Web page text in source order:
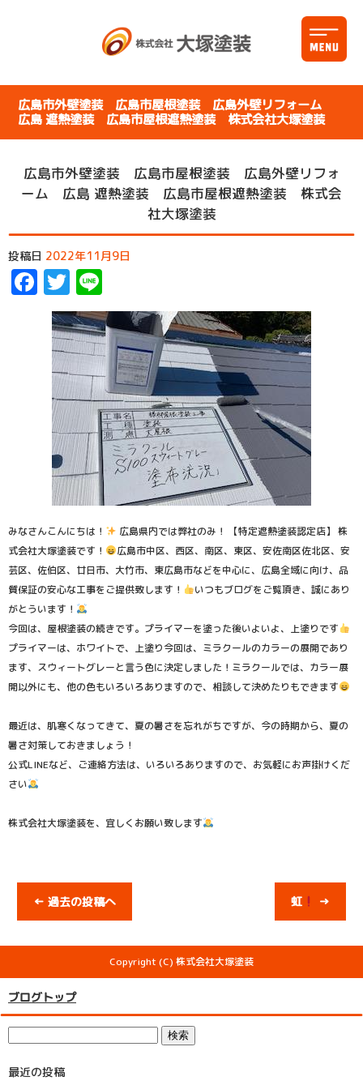
広島市外壁塗装 広島市屋根塗装 広島外壁リフォーム
広島 遮熱塗装 広島市屋根遮熱塗装 株式会社大塚塗装
広島市外壁塗装 広島市屋根塗装 広島外壁リフォ
ーム 広島 遮熱塗装 広島市屋根遮熱塗装 株式会
社大塚塗装
投稿日 2022年11月9日
Facebook
Twitter
みなさんこんにちは！
広島県内では弊社のみ！ 【特定遮熱塗装認定店】 株
式会社大塚塗装です！
広島市中区、西区、南区、東区、安佐南区佐北区、安
芸区、佐伯区、廿日市、大竹市、東広島市などを中心に、広島全域に向け、品
質保証の安心な工事をご提供致します！
いつもブログをご覧頂き、誠にあり
がとういます！
今回は、屋根塗装の続きです。プライマーを塗った後いよいよ、上塗りです
プライマーは、ホワイトで、上塗り今回は、ミラクールのカラーの展開であり
ます、スウィートグレーと言う色に決定しました！ミラクールでは、カラー展
開以外にも、他の色もいろいろありますので、相談して決めたりもできます
最近は、肌寒くなってきて、夏の暑さを忘れがちですが、今の時期から、夏の
暑さ対策しておきましょう！
公式LINEなど、ご連絡方法は、いろいろありますので、お気軽にお声掛けくだ
さい
株式会社大塚塗装を、宜しくお願い致します
← 過去の投稿へ 虹 →
Copyright (C) 株式会社大塚塗装
ブログトップ
最近の投稿